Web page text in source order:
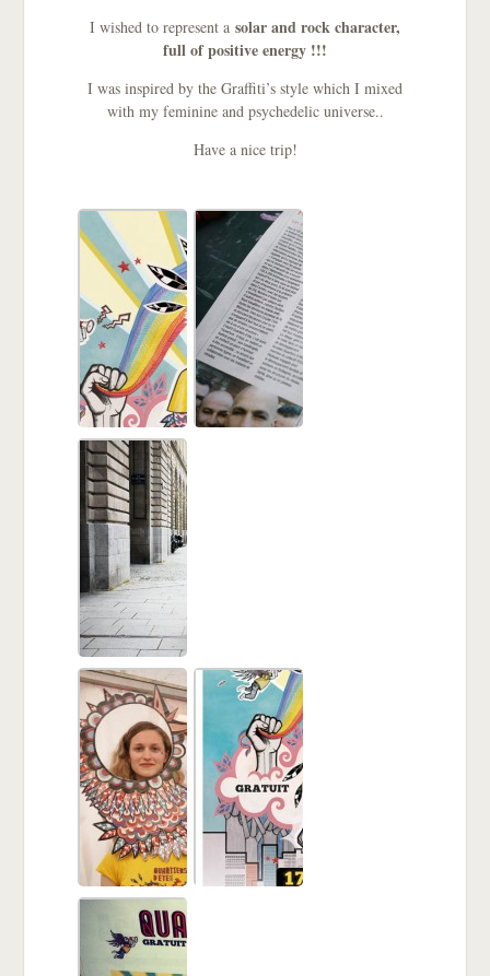
I wished to represent a solar and rock character,
full of positive energy !!!
I was inspired by the Graffiti’s style which I mixed
with my feminine and psychedelic universe..
Have a nice trip!